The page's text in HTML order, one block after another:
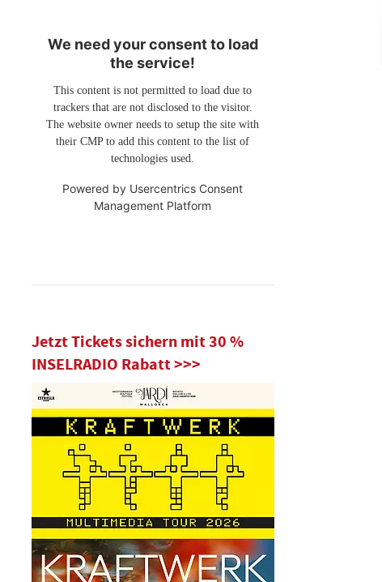
We need your consent to load
the service!
This content is not permitted to load due to
trackers that are not disclosed to the visitor.
The website owner needs to setup the site with
their CMP to add this content to the list of
technologies used.
Powered by Usercentrics Consent
Management Platform
Jetzt Tickets sichern mit 30 %
INSELRADIO Rabatt >>>